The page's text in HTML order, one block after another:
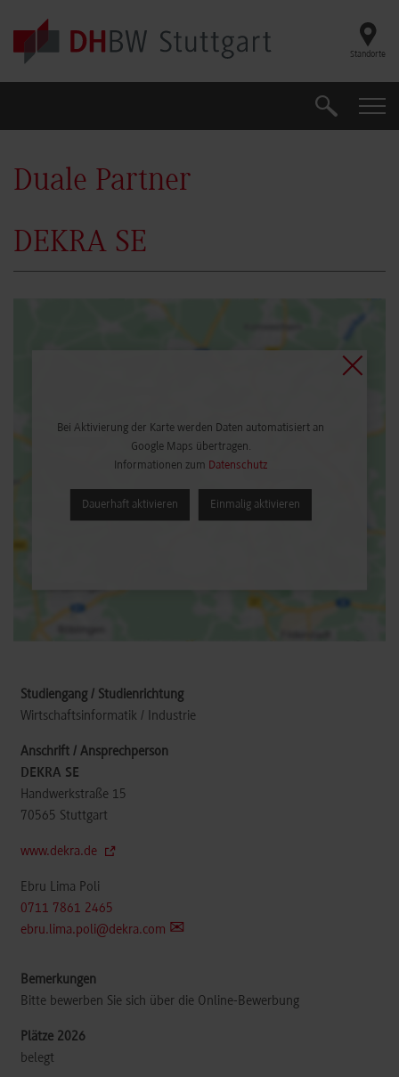
Skip to main content
Standorte
Suche
Duale Partner
DEKRA SE
Bei Aktivierung der Karte werden Daten automatisiert an
Google Maps übertragen.
Informationen zum Datenschutz
Dauerhaft aktivieren Einmalig aktivieren
Wirtschaftsinformatik / Industrie
DEKRA SE
Handwerkstraße 15
70565 Stuttgart
www.dekra.de
Ebru Lima Poli
0711 7861 2465
ebru.lima.poli@dekra.com
Bitte bewerben Sie sich über die Online-Bewerbung
belegt